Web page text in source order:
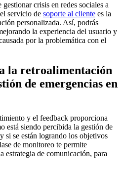
crisis en redes sociales a
servicio de soporte al cliente es la
personalizada. Así, podrás
la experiencia del usuario y
por la problemática con el
la retroalimentación
de emergencias en
y el feedback proporciona
está siendo percibida la gestión de
si se están logrando los objetivos
de monitoreo te permite
estrategia de comunicación, para